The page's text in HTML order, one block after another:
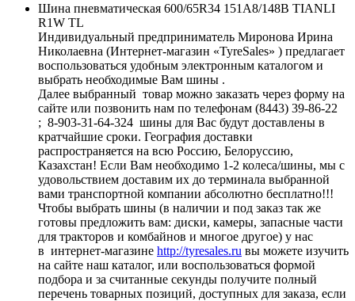
Шина пневматическая 600/65R34 151A8/148B TIANLI
R1W TL
Индивидуальный предприниматель Миронова Ирина
Николаевна (Интернет-магазин «TyreSales» ) предлагает
воспользоваться удобным электронным каталогом и
выбрать необходимые Вам шины .
Далее выбранный товар можно заказать через форму на
сайте или позвонить нам по телефонам (8443) 39-86-22
; 8-903-31-64-324 шины для Вас будут доставлены в
кратчайшие сроки. География доставки
распространяется на всю Россию, Белоруссию,
Казахстан! Если Вам необходимо 1-2 колеса/шины, мы с
удовольствием доставим их до терминала выбранной
вами транспортной компании абсолютно бесплатно!!!
Чтобы выбрать шины (в наличии и под заказ так же
готовы предложить вам: диски, камеры, запасные части
для тракторов и комбайнов и многое другое) у нас
в интернет-магазине http://tyresales.ru вы можете изучить
на сайте наш каталог, или воспользоваться формой
подбора и за считанные секунды получите полный
перечень товарных позиций, доступных для заказа, если